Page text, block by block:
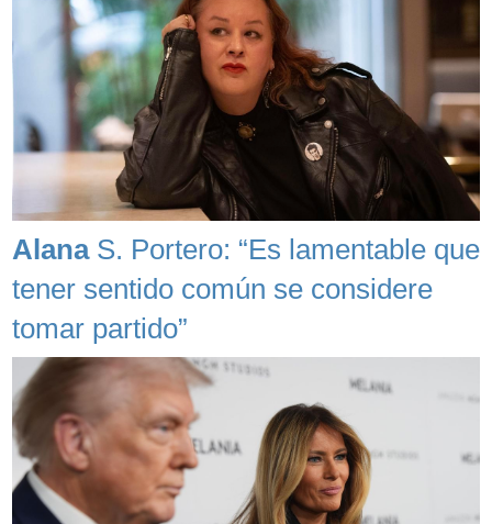
AlanaS. Portero: “Es lamentable que
tener sentido común se considere
tomar partido”